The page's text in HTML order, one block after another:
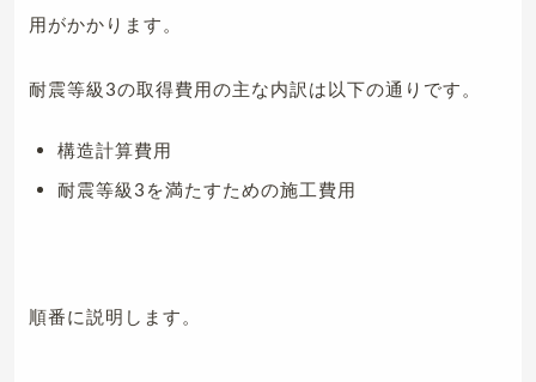
用がかかります。
耐震等級3の取得費用の主な内訳は以下の通りです。
構造計算費用
耐震等級3を満たすための施工費用
順番に説明します。